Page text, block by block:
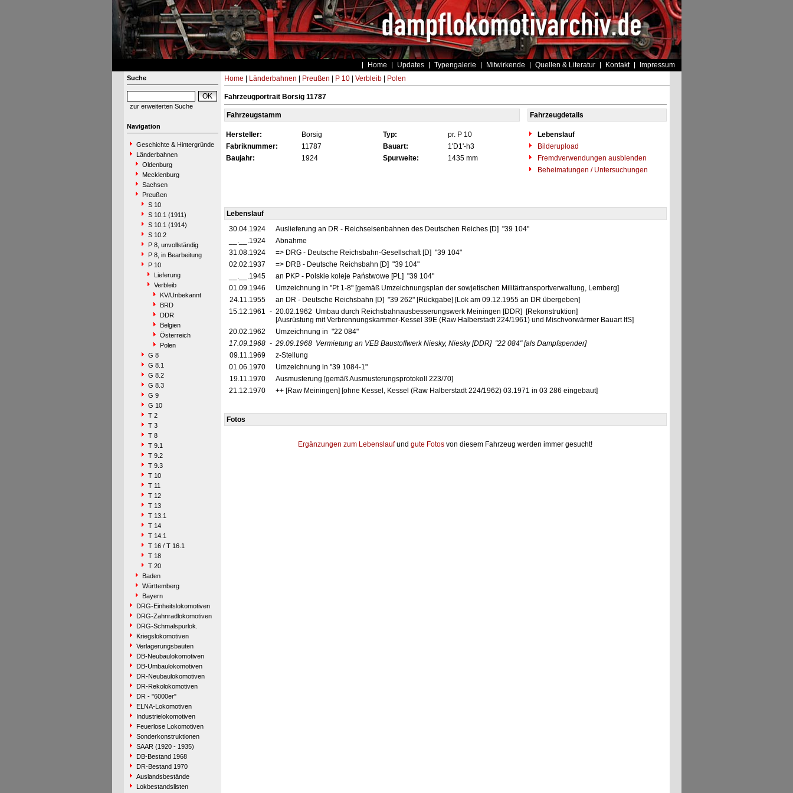
Home Updates Typengalerie Mitwirkende Quellen & Literatur Kontakt Impressum
Suche
zur erweiterten Suche
Navigation
Geschichte & Hintergründe
Länderbahnen
Oldenburg
Mecklenburg
Sachsen
Preußen
S 10
S 10.1 (1911)
S 10.1 (1914)
S 10.2
P 8, unvollständig
P 8, in Bearbeitung
P 10
Lieferung
Verbleib
KV/Unbekannt
BRD
DDR
Belgien
Österreich
Polen
G 8
G 8.1
G 8.2
G 8.3
G 9
G 10
T 2
T 3
T 8
T 9.1
T 9.2
T 9.3
T 10
T 11
T 12
T 13
T 13.1
T 14
T 14.1
T 16 / T 16.1
T 18
T 20
Baden
Württemberg
Bayern
DRG-Einheitslokomotiven
DRG-Zahnradlokomotiven
DRG-Schmalspurlok.
Kriegslokomotiven
Verlagerungsbauten
DB-Neubaulokomotiven
DB-Umbaulokomotiven
DR-Neubaulokomotiven
DR-Rekolokomotiven
DR - "6000er"
ELNA-Lokomotiven
Industrielokomotiven
Feuerlose Lokomotiven
Sonderkonstruktionen
SAAR (1920 - 1935)
DB-Bestand 1968
DR-Bestand 1970
Auslandsbestände
Lokbestandslisten
Home Länderbahnen Preußen P 10| Verbleib| Polen
Fahrzeugportrait Borsig 11787
Fahrzeugstamm Fahrzeugdetails
Hersteller: Borsig Typ: pr. P 10
Lebenslauf
Fabriknummer:
11787 Bauart: 1'D1'-h3
Bilderupload
Baujahr:
1924 Spurweite: 1435 mm
Fremdverwendungen ausblenden
Beheimatungen / Untersuchungen
Lebenslauf
30.04.1924
Auslieferung an DR - Reichseisenbahnen des Deutschen Reiches [D] "39 104"
__.__.1924
Abnahme
31.08.1924
=> DRG - Deutsche Reichsbahn-Gesellschaft [D] "39 104"
02.02.1937
=> DRB - Deutsche Reichsbahn [D] "39 104"
__.__.1945
an PKP - Polskie koleje Państwowe [PL] "39 104"
01.09.1946
Umzeichnung in "Pt 1-8" [gemäß Umzeichnungsplan der sowjetischen Militärtransportverwaltung, Lemberg]
24.11.1955
an DR - Deutsche Reichsbahn [D] "39 262" [Rückgabe] [Lok am 09.12.1955 an DR übergeben]
15.12.1961 - 20.02.1962 Umbau durch Reichsbahnausbesserungswerk Meiningen [DDR] [Rekonstruktion]
[Ausrüstung mit Verbrennungskammer-Kessel 39E (Raw Halberstadt 224/1961) und Mischvorwärmer Bauart IfS]
20.02.1962
Umzeichnung in "22 084"
17.09.1968 - 29.09.1968 Vermietung an VEB Baustoffwerk Niesky, Niesky [DDR] "22 084" [als Dampfspender]
09.11.1969
z-Stellung
01.06.1970
Umzeichnung in "39 1084-1"
19.11.1970
Ausmusterung [gemäß Ausmusterungsprotokoll 223/70]
21.12.1970
++ [Raw Meiningen] [ohne Kessel, Kessel (Raw Halberstadt 224/1962) 03.1971 in 03 286 eingebaut]
Fotos
Ergänzungen zum Lebenslaufund gute Fotos von diesem Fahrzeug werden immer gesucht!